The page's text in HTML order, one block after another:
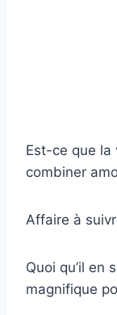
Est-ce que la
combiner
Affaire à
Quoi qu’il en
magnifique